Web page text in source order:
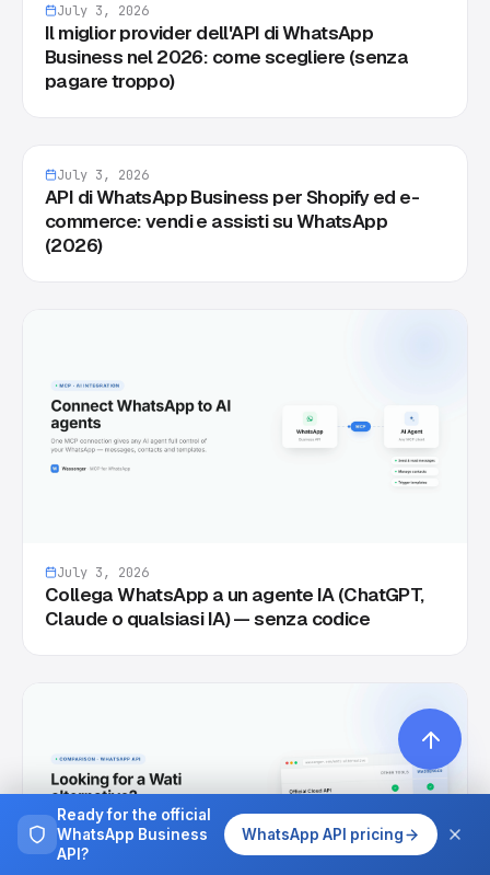
July 3, 2026
Il miglior provider dell'API di WhatsApp
Business nel 2026: come scegliere (senza
pagare troppo)
July 3, 2026
API di WhatsApp Business per Shopify ed e-
commerce: vendi e assisti su WhatsApp
(2026)
July 3, 2026
Collega WhatsApp a un agente IA (ChatGPT,
Claude o qualsiasi IA) — senza codice
Ready for the official
WhatsApp Business
API?
WhatsApp API pricing